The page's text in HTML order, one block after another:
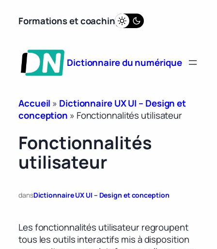
Formations et coaching
Dictionnaire du numérique
Accueil » Dictionnaire UX UI – Design et
conception » Fonctionnalités utilisateur
Fonctionnalités
utilisateur
dansDictionnaire UX UI – Design et conception
Les fonctionnalités utilisateur regroupent
tous les outils interactifs mis à disposition